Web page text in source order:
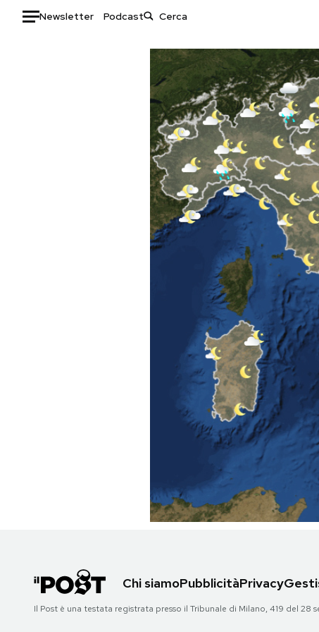
Newsletter Podcast
Auto
Moda
Libri
Consumismi
Storie/Idee
Ok Boomer!
Media
Mondiali calcio 2026
AREA PERSONALE
Area Personale
Chi siamoPubblicitàPrivacy
Il Post è una testata registrata presso il Tribunale di Milano, 419 del